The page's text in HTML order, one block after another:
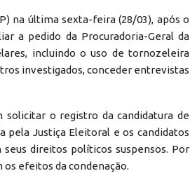
na última sexta-feira (28/03), após o
a pedido da Procuradoria-Geral da
incluindo o uso de tornozeleira
investigados, conceder entrevistas
o registro da candidatura de
pela Justiça Eleitoral e os candidatos
direitos políticos suspensos. Por
efeitos da condenação.